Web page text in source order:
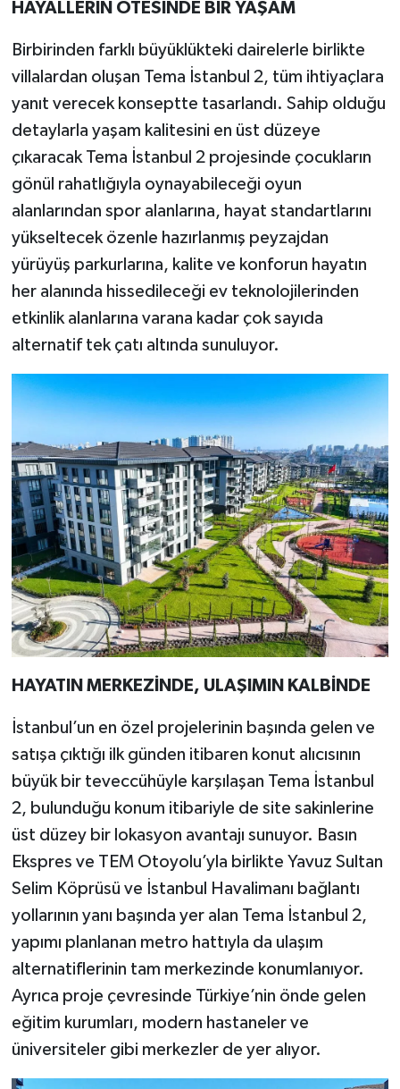
HAYALLERİN ÖTESİNDE BİR YAŞAM
Birbirinden farklı büyüklükteki dairelerle birlikte
villalardan oluşan Tema İstanbul 2, tüm ihtiyaçlara
yanıt verecek konseptte tasarlandı. Sahip olduğu
detaylarla yaşam kalitesini en üst düzeye
çıkaracak Tema İstanbul 2 projesinde çocukların
gönül rahatlığıyla oynayabileceği oyun
alanlarından spor alanlarına, hayat standartlarını
yükseltecek özenle hazırlanmış peyzajdan
yürüyüş parkurlarına, kalite ve konforun hayatın
her alanında hissedileceği ev teknolojilerinden
etkinlik alanlarına varana kadar çok sayıda
alternatif tek çatı altında sunuluyor.
HAYATIN MERKEZİNDE, ULAŞIMIN KALBİNDE
İstanbul’un en özel projelerinin başında gelen ve
satışa çıktığı ilk günden itibaren konut alıcısının
büyük bir teveccühüyle karşılaşan Tema İstanbul
2, bulunduğu konum itibariyle de site sakinlerine
üst düzey bir lokasyon avantajı sunuyor. Basın
Ekspres ve TEM Otoyolu’yla birlikte Yavuz Sultan
Selim Köprüsü ve İstanbul Havalimanı bağlantı
yollarının yanı başında yer alan Tema İstanbul 2,
yapımı planlanan metro hattıyla da ulaşım
alternatiflerinin tam merkezinde konumlanıyor.
Ayrıca proje çevresinde Türkiye’nin önde gelen
eğitim kurumları, modern hastaneler ve
üniversiteler gibi merkezler de yer alıyor.